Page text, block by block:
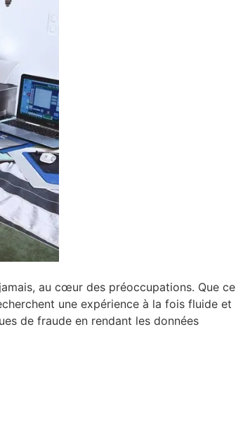
au cœur des préoccupations. Que ce
une expérience à la fois fluide et
de fraude en rendant les données